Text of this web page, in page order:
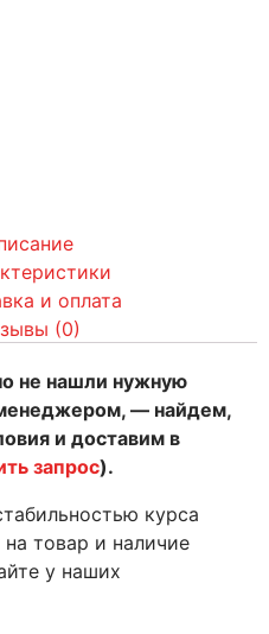
и оплата
(0)
не нашли нужную
— найдем,
и доставим в
запрос).
курса
товар и наличие
у наших